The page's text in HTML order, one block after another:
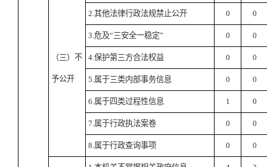
（三）不
予公开
2.其他法律行政法规禁止公开 0 0
3.危及“三安全一稳定” 0 0
4.保护第三方合法权益 0 0
5.属于三类内部事务信息 0 0
6.属于四类过程性信息 1 0
7.属于行政执法案卷 0 0
8.属于行政查询事项 0 0